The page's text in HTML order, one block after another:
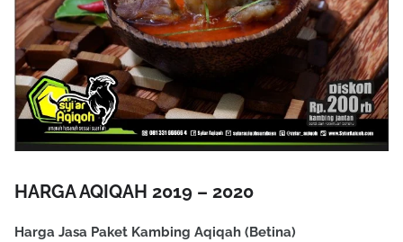
HARGA AQIQAH 2019 – 2020
Harga Jasa Paket Kambing Aqiqah (Betina)